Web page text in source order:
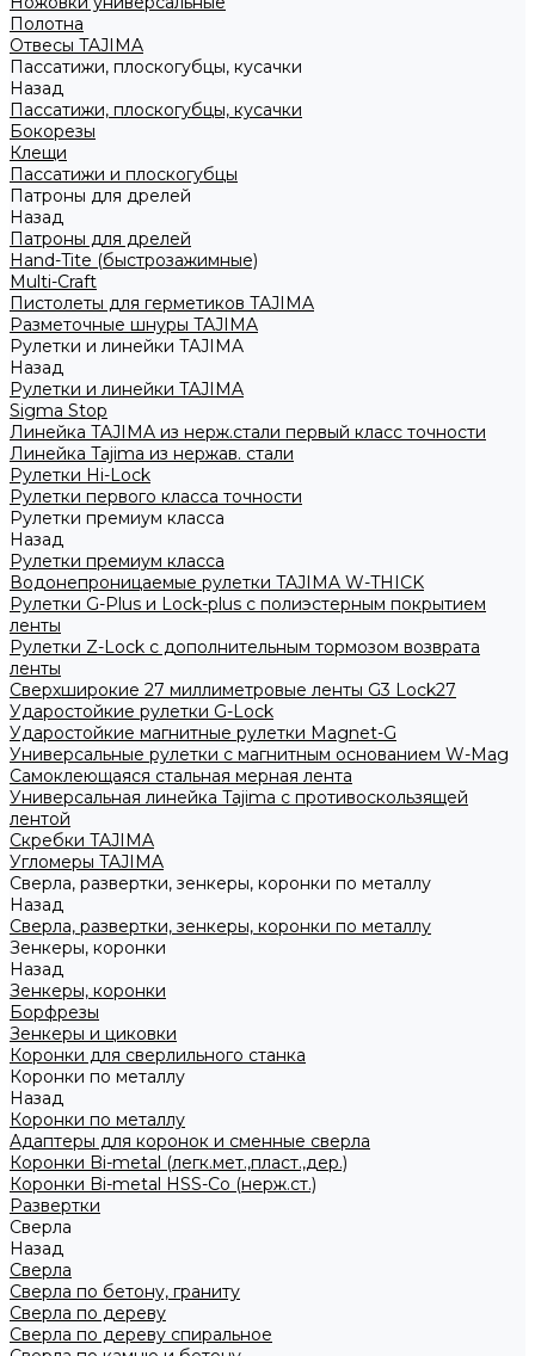
Полотна
Отвесы TAJIMA
Пассатижи, плоскогубцы, кусачки
Назад
Пассатижи, плоскогубцы, кусачки
Бокорезы
Клещи
Пассатижи и плоскогубцы
Патроны для дрелей
Назад
Патроны для дрелей
Hand-Tite (быстрозажимные)
Multi-Craft
Пистолеты для герметиков TAJIMA
Разметочные шнуры TAJIMA
Рулетки и линейки TAJIMA
Назад
Рулетки и линейки TAJIMA
Sigma Stop
Линейка TAJIMA из нерж.стали первый класс точности
Линейка Tajima из нержав. стали
Рулетки Hi-Lock
Рулетки первого класса точности
Рулетки премиум класса
Назад
Рулетки премиум класса
Водонепроницаемые рулетки TAJIMA W-THICK
Рулетки G-Plus и Lock-plus с полиэстерным покрытием
ленты
Рулетки Z-Lock с дополнительным тормозом возврата
ленты
Сверхширокие 27 миллиметровые ленты G3 Lock27
Ударостойкие рулетки G-Lock
Ударостойкие магнитные рулетки Magnet-G
Универсальные рулетки с магнитным основанием W-Mag
Самоклеющаяся стальная мерная лента
Универсальная линейка Tajima с противоскользящей
лентой
Скребки TAJIMA
Угломеры TAJIMA
Сверла, развертки, зенкеры, коронки по металлу
Назад
Сверла, развертки, зенкеры, коронки по металлу
Зенкеры, коронки
Назад
Зенкеры, коронки
Борфрезы
Зенкеры и циковки
Коронки для сверлильного станка
Коронки по металлу
Назад
Коронки по металлу
Адаптеры для коронок и сменные сверла
Коронки Bi-metal (легк.мет.,пласт.,дер.)
Коронки Bi-metal HSS-Co (нерж.ст.)
Развертки
Сверла
Назад
Сверла
Сверла по бетону, граниту
Сверла по дереву
Сверла по дереву спиральное